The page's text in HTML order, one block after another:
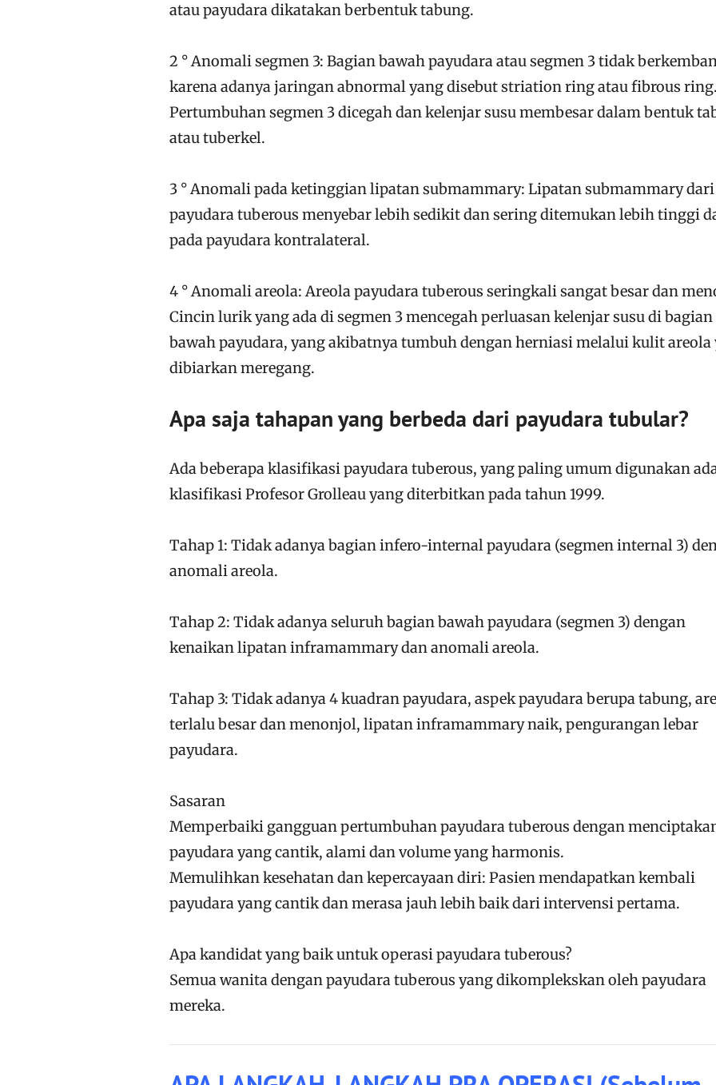
atau payudara dikatakan berbentuk tabung.
2 ° Anomali segmen 3: Bagian bawah payudara atau segmen 3 tidak
karena adanya jaringan abnormal yang disebut striation ring atau fibrous
Pertumbuhan segmen 3 dicegah dan kelenjar susu membesar dalam bentuk
atau tuberkel.
3 ° Anomali pada ketinggian lipatan submammary: Lipatan submammary dari
payudara tuberous menyebar lebih sedikit dan sering ditemukan lebih tinggi
pada payudara kontralateral.
4 ° Anomali areola: Areola payudara tuberous seringkali sangat besar dan
Cincin lurik yang ada di segmen 3 mencegah perluasan kelenjar susu di bagian
bawah payudara, yang akibatnya tumbuh dengan herniasi melalui kulit areola
dibiarkan meregang.
Apa saja tahapan yang berbeda dari payudara tubular?
Ada beberapa klasifikasi payudara tuberous, yang paling umum digunakan
klasifikasi Profesor Grolleau yang diterbitkan pada tahun 1999.
Tahap 1: Tidak adanya bagian infero-internal payudara (segmen internal 3)
anomali areola.
Tahap 2: Tidak adanya seluruh bagian bawah payudara (segmen 3) dengan
kenaikan lipatan inframammary dan anomali areola.
Tahap 3: Tidak adanya 4 kuadran payudara, aspek payudara berupa tabung,
terlalu besar dan menonjol, lipatan inframammary naik, pengurangan lebar
payudara.
Sasaran
Memperbaiki gangguan pertumbuhan payudara tuberous dengan
payudara yang cantik, alami dan volume yang harmonis.
Memulihkan kesehatan dan kepercayaan diri: Pasien mendapatkan kembali
payudara yang cantik dan merasa jauh lebih baik dari intervensi pertama.
Apa kandidat yang baik untuk operasi payudara tuberous?
Semua wanita dengan payudara tuberous yang dikomplekskan oleh payudara
mereka.